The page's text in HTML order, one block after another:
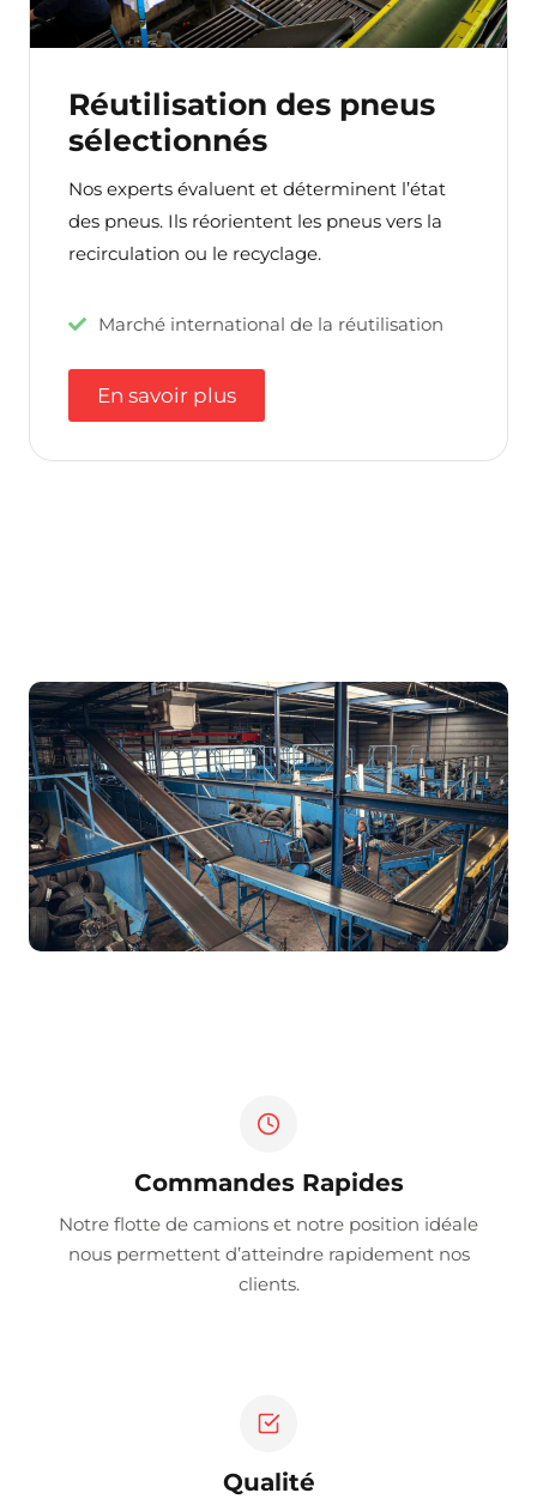
Réutilisation des pneus
sélectionnés
Nos experts évaluent et déterminent l’état
des pneus. Ils réorientent les pneus vers la
recirculation ou le recyclage.
Marché international de la réutilisation
En savoir plus
Commandes Rapides
Notre flotte de camions et notre position idéale
nous permettent d’atteindre rapidement nos
clients.
Qualité